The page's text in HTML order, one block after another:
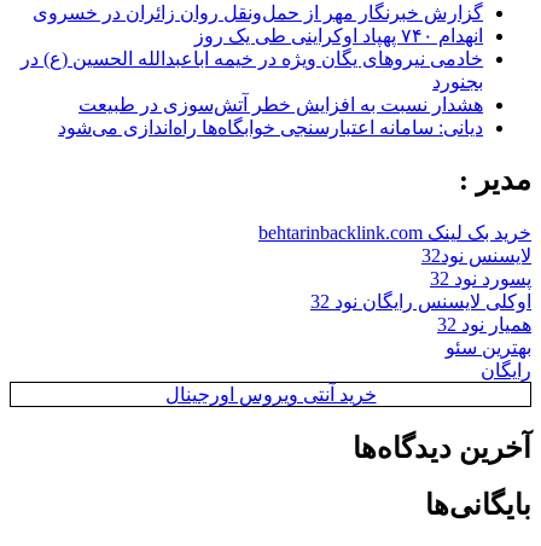
گزارش خبرنگار مهر از حمل‌ونقل روان زائران در خسروی
انهدام ۷۴۰ پهپاد اوکراینی طی یک روز
خادمی نیروهای یگان ویژه در خیمه اباعبدالله الحسین (ع) در
بجنورد
هشدار نسبت به افزایش خطر آتش‌سوزی در طبیعت
دیانی: سامانه اعتبارسنجی خوابگاه‌ها راه‌اندازی می‌شود
مدیر :
خرید بک لینک behtarinbacklink.com
لایسنس نود32
پسورد نود 32
اوکلی لایسنس رایگان نود 32
همیار نود 32
بهترین سئو
رایگان
خرید آنتی ویروس اورجینال
آخرین دیدگاه‌ها
بایگانی‌ها